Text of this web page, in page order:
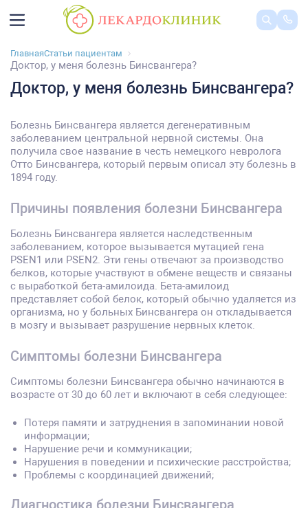
ГлавнаяСтатьи пациентам
Доктор, у меня болезнь Бинсвангера?
Доктор, у меня болезнь Бинсвангера?
Болезнь Бинсвангера является дегенеративным
заболеванием центральной нервной системы. Она
получила свое название в честь немецкого невролога
Отто Бинсвангера, который первым описал эту болезнь в
1894 году.
Причины появления болезни Бинсвангера
Болезнь Бинсвангера является наследственным
заболеванием, которое вызывается мутацией гена
PSEN1 или PSEN2. Эти гены отвечают за производство
белков, которые участвуют в обмене веществ и связаны
с выработкой бета-амилоида. Бета-амилоид
представляет собой белок, который обычно удаляется из
организма, но у больных Бинсвангера он откладывается
в мозгу и вызывает разрушение нервных клеток.
Симптомы болезни Бинсвангера
Симптомы болезни Бинсвангера обычно начинаются в
возрасте от 30 до 60 лет и включают в себя следующее:
Потеря памяти и затруднения в запоминании новой
информации;
Нарушение речи и коммуникации;
Нарушения в поведении и психические расстройства;
Проблемы с координацией движений;
Диагностика болезни Бинсвангера